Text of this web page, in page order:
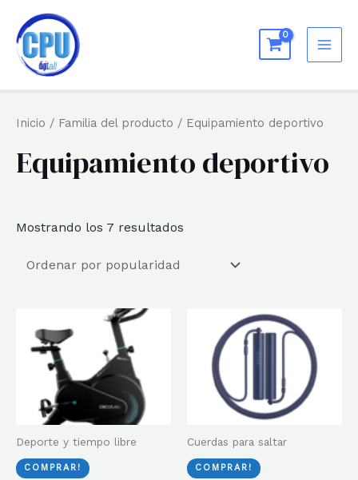
contenido
Inicio / Familia del producto / Equipamiento deportivo
Equipamiento deportivo
Mostrando los 7 resultados
Deporte y tiempo libre
COMPRAR!
Cuerdas para saltar
COMPRAR!